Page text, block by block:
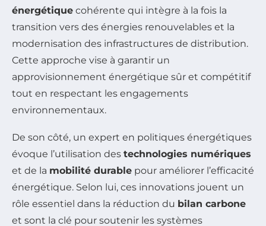
énergétique cohérente qui intègre à la fois la
transition vers des énergies renouvelables et la
modernisation des infrastructures de distribution.
Cette approche vise à garantir un
approvisionnement énergétique sûr et compétitif
tout en respectant les engagements
environnementaux.
De son côté, un expert en politiques énergétiques
évoque l’utilisation des technologies numériques
et de la mobilité durable pour améliorer l’efficacité
énergétique. Selon lui, ces innovations jouent un
rôle essentiel dans la réduction du bilan carbone
et sont la clé pour soutenir les systèmes